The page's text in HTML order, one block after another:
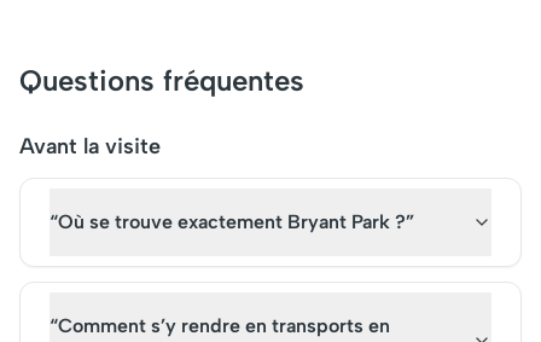
remarquables. Initialement
créé pour offrir un espace
aujourd'hui un lieu
visite guidée et explorez ce
millions de visiteurs chaque
émerveillement
Questions fréquentes
Avant la visite
“Où se trouve exactement Bryant Park ?”
“Comment s’y rendre en transports en